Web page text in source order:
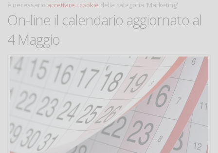
è necessario accettare i cookie della categoria 'Marketing'
On-line il calendario aggiornato al
4 Maggio